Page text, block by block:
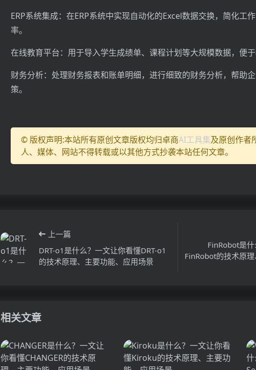
ERP系统集成：在ERP系统中实现自动化的Excel数据交换，简化工
率。
在线教育平台：用于导入学生成绩单、课程计划等大规模数据，便于
财务分析：处理财务报表和账单明细，进行细致的财务分析，帮助
策。
© 版权声明:本站所有原创文章版权均归卓商AI工具集及原创作者
人、媒体、网站不得转载或以其他方式抄袭本站任何文章。
上一篇
DRT-o1是什么？一文让你看懂DRT-o1
的技术原理、主要功能、应用场景
FinRobot是
FinRobot的技术原
相关文章